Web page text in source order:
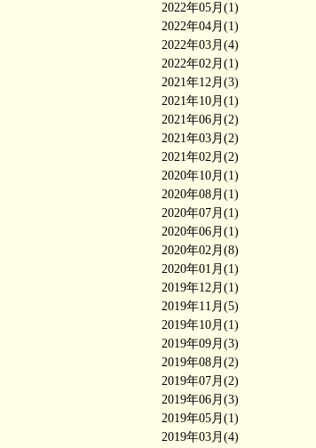
2022年05月(1)
2022年04月(1)
2022年03月(4)
2022年02月(1)
2021年12月(3)
2021年10月(1)
2021年06月(2)
2021年03月(2)
2021年02月(2)
2020年10月(1)
2020年08月(1)
2020年07月(1)
2020年06月(1)
2020年02月(8)
2020年01月(1)
2019年12月(1)
2019年11月(5)
2019年10月(1)
2019年09月(3)
2019年08月(2)
2019年07月(2)
2019年06月(3)
2019年05月(1)
2019年03月(4)